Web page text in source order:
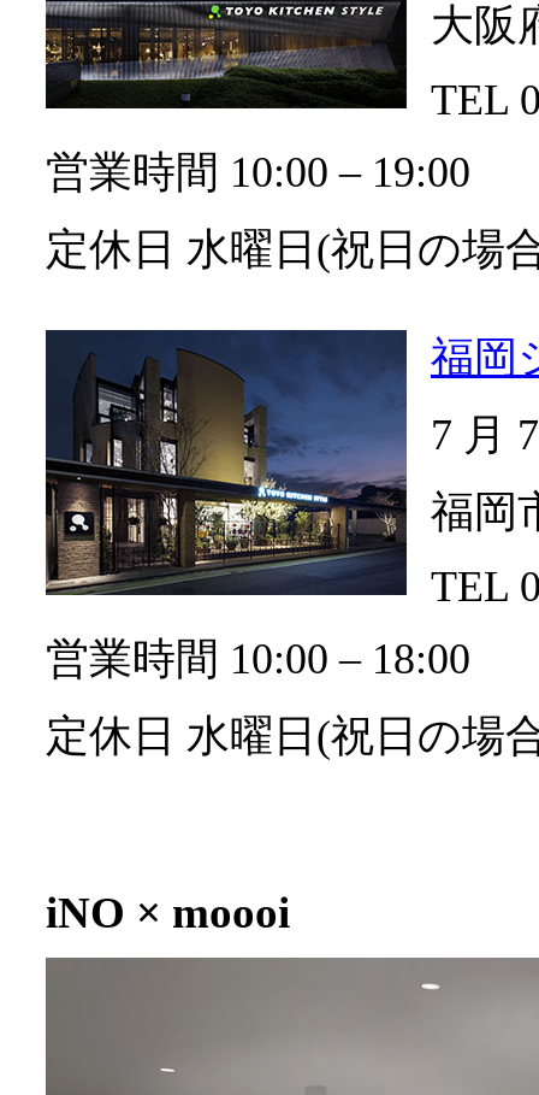
大阪
TEL
営業時間 10:00 ‒ 19:00
定休日 水曜日(祝日の場
福岡
7 月
福岡
TEL
営業時間 10:00 ‒ 18:00
定休日 水曜日(祝日の場
iNO × moooi